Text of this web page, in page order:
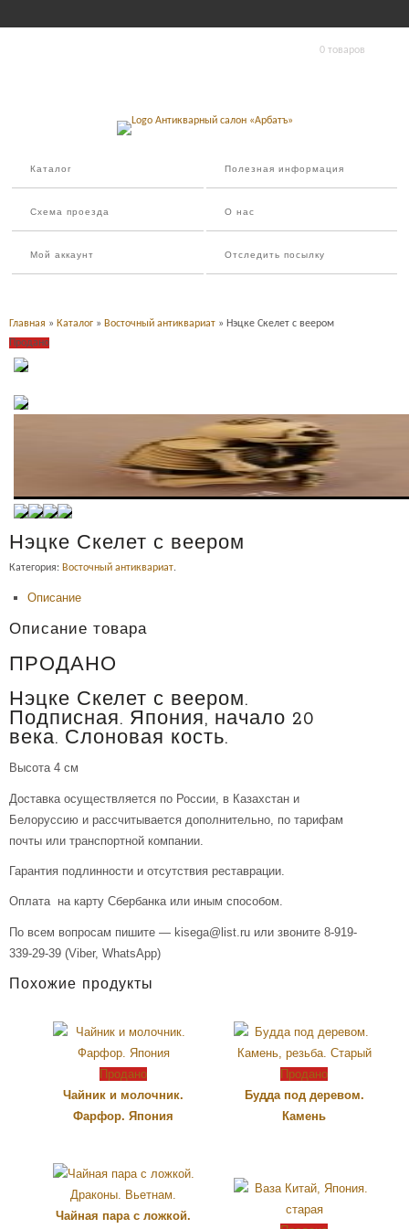
0 товаров
Каталог Полезная информация
Схема проезда О нас
Мой аккаунт Отследить посылку
Главная » Каталог » Восточный антиквариат » Нэцке Скелет с веером
Продано
Нэцке Скелет с веером
Категория: Восточный антиквариат.
Описание
Описание товара
ПРОДАНО
Нэцке Скелет с веером.
Подписная. Япония, начало 20
века. Слоновая кость.
Высота 4 см
Доставка осуществляется по России, в Казахстан и
Белоруссию и рассчитывается дополнительно, по тарифам
почты или транспортной компании.
Гарантия подлинности и отсутствия реставрации.
Оплата на карту Сбербанка или иным способом.
По всем вопросам пишите — kisega@list.ru или звоните 8-919-
339-29-39 (Viber, WhatsApp)
Похожие продукты
Продано
Чайник и молочник.
Фарфор. Япония
Продано
Будда под деревом.
Камень
Чайная пара с ложкой.